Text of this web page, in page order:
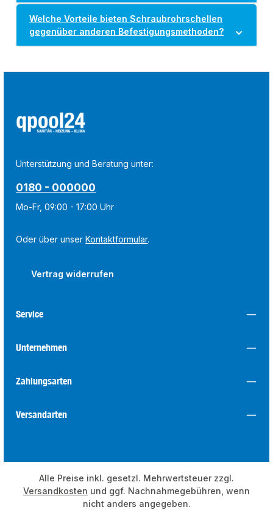
Welche Vorteile bieten Schraubrohrschellen
gegenüber anderen Befestigungsmethoden?
Unterstützung und Beratung unter:
0180 - 000000
Mo-Fr, 09:00 - 17:00 Uhr
Oder über unserKontaktformular.
Vertrag widerrufen
Service
Unternehmen
Zahlungsarten
Versandarten
Alle Preise inkl. gesetzl. Mehrwertsteuer zzgl.
Versandkosten und ggf. Nachnahmegebühren, wenn
nicht anders angegeben.